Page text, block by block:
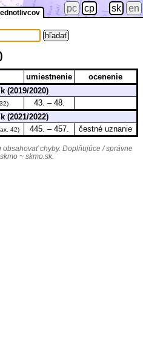
pc cp sk en
umiestnenie
ocenenie
(2019/2020)
43. – 48.
(2021/2022)
42) 445. – 457. čestné uznanie
chyby. Doplňujúce / správne
skmo ~ skmo.sk